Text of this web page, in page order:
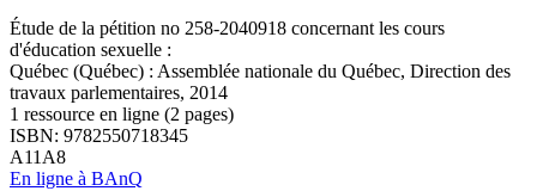
Étude de la pétition no 258-2040918 concernant les cours
d'éducation sexuelle :
Québec (Québec) : Assemblée nationale du Québec, Direction des
travaux parlementaires, 2014
1 ressource en ligne (2 pages)
ISBN: 9782550718345
A11A8
En ligne à BAnQ